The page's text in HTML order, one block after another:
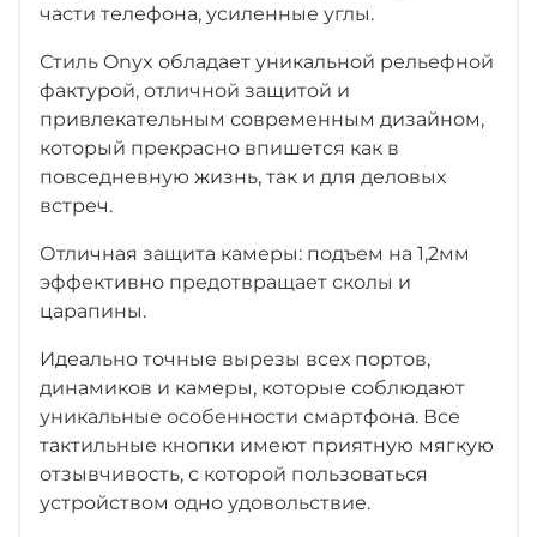
части телефона, усиленные углы.
Стиль Onyx обладает уникальной рельефной
фактурой, отличной защитой и
привлекательным современным дизайном,
который прекрасно впишется как в
повседневную жизнь, так и для деловых
встреч.
Отличная защита камеры: подъем на 1,2мм
эффективно предотвращает сколы и
царапины.
Идеально точные вырезы всех портов,
динамиков и камеры, которые соблюдают
уникальные особенности смартфона. Все
тактильные кнопки имеют приятную мягкую
отзывчивость, с которой пользоваться
устройством одно удовольствие.